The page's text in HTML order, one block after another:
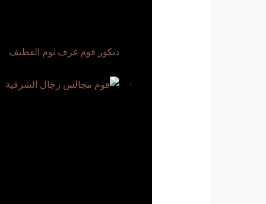
ديكور فوم غرف نوم القطيف